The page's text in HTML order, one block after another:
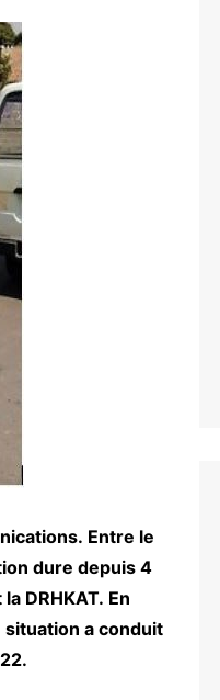
Entre le
dure depuis 4
la DRHKAT. En
situation a conduit